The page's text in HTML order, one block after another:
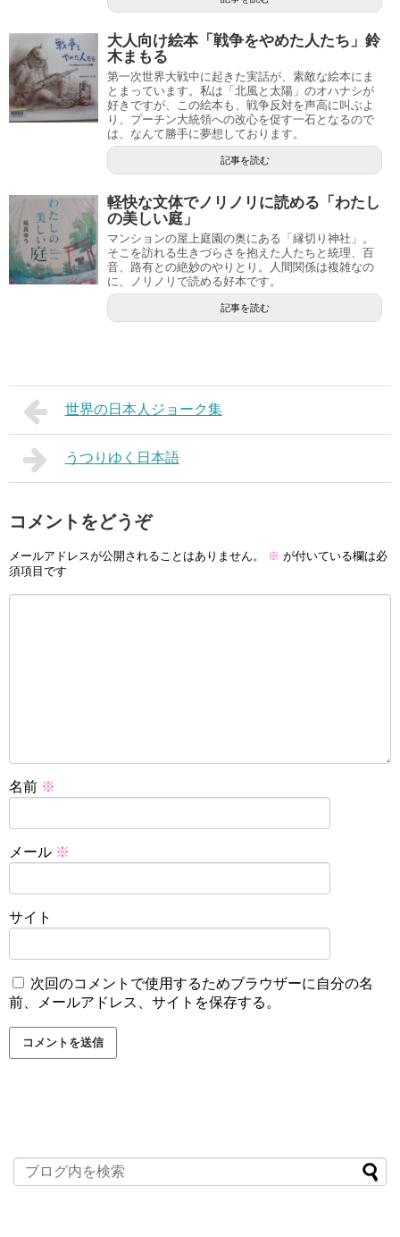
大人向け絵本「戦争をやめた人たち」鈴
木まもる
第一次世界大戦中に起きた実話が、素敵な絵本にま
とまっています。私は「北風と太陽」のオハナシが
好きですが、この絵本も、戦争反対を声高に叫ぶよ
り、プーチン大統領への改心を促す一石となるので
は、なんて勝手に夢想しております。
記事を読む
軽快な文体でノリノリに読める「わたし
の美しい庭」
マンションの屋上庭園の奥にある「縁切り神社」。
そこを訪れる生きづらさを抱えた人たちと統理、百
音、路有との絶妙のやりとり。人間関係は複雑なの
に、ノリノリで読める好本です。
記事を読む
世界の日本人ジョーク集
うつりゆく日本語
コメントをどうぞ
メールアドレスが公開されることはありません。 ※ が付いている欄は必
須項目です
名前 ※
メール ※
サイト
次回のコメントで使用するためブラウザーに自分の名
前、メールアドレス、サイトを保存する。